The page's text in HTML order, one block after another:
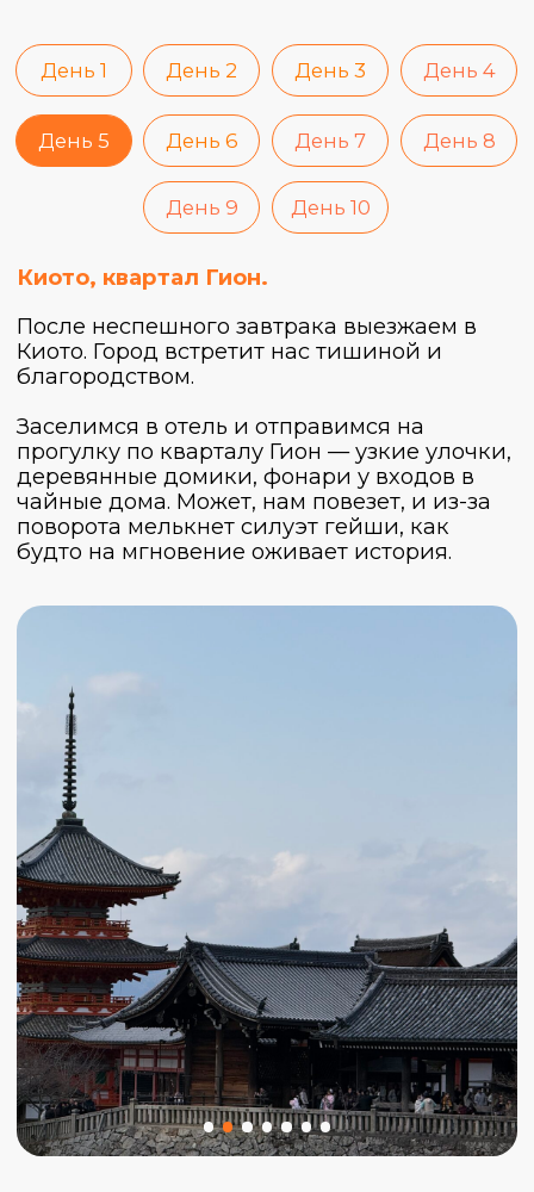
Настал тот самый день! Сегодня едем в
Нару, чтобы попасть в знаменитый парк,
животные, символ чистоты и доброты,
которые будут подходить к нам, кланяться
и клянчить угощения. Ох, держи телефон
посетим великий храм Тодайдзи, а затем
отправимся в святилище Касуга-Тайся.
Вечером переезжаем в Осаку.
Нара, парк с оленями, гора Вакакуса,
День 1 День 2
День 5 День 6
День 9 День 10
Осака встретит ярко и шумно. Это город,
живущий на высокой ноте — уверены, он
западет тебе в душу! Здесь мы посетим
Осакский замок, окруженный
небоскребами, и почувствуем, как
древность переплетается с
Осакский замок, Дотонбори, Umeda Sky
Building, Синсайбаси.